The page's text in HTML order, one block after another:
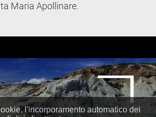
Maria Apollinare.